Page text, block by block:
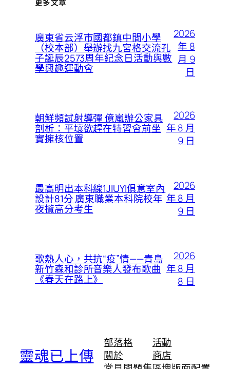
更多文章
廣東省云浮市國都鎮中間小學
（校本部）舉辦找九宮格交流孔
子誕辰2573周年紀念日活動與數
學興趣運動會
2026
年 8
月 9
日
朝鮮頻試射導彈 億嵐辦公家具
剖析：平壤欲趕在特習會前坐
實擁核位置
2026
年 8 月
9 日
最高明出本科線1JIUYI俱意室內
設計81分 廣東職業本科院校年
夜攬高分考生
2026
年 8 月
9 日
歌熱人心，共抗“疫”情——青島
新竹森和診所音樂人發布歌曲
《春天在路上》
2026
年 8 月
8 日
靈魂已上傳
部落格
關於
活動
商店